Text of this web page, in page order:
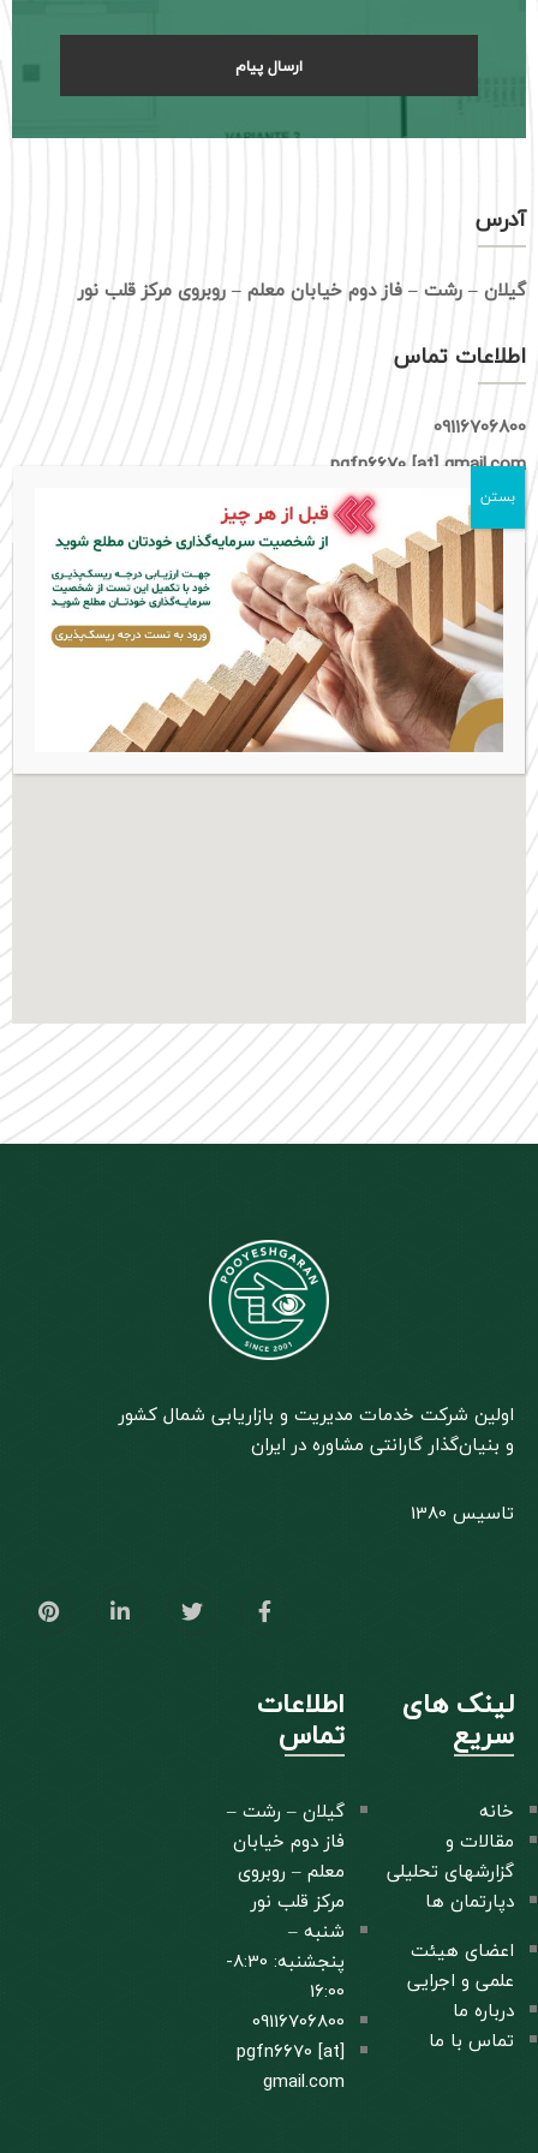
آدرس
گیلان – رشت – فاز دوم خیابان معلم – روبروی مرکز قلب نور
اطلاعات تماس
09116706800
pgfn6670 [at] gmail.com
اولین شرکت خدمات مدیریت و بازاریابی شمال کشور
و بنیان‌گذار گارانتی مشاوره در ایران
تاسیس 1380
لینک های
سریع
خانه
مقالات و
گزارشهای تحلیلی
دپارتمان ها
اعضای هیئت
علمی و اجرایی
درباره ما
تماس با ما
اطلاعات
تماس
گیلان – رشت –
فاز دوم خیابان
معلم – روبروی
مرکز قلب نور
شنبه –
پنجشنبه: 8:30-
16:00
09116706800
pgfn6670 [at]
gmail.com